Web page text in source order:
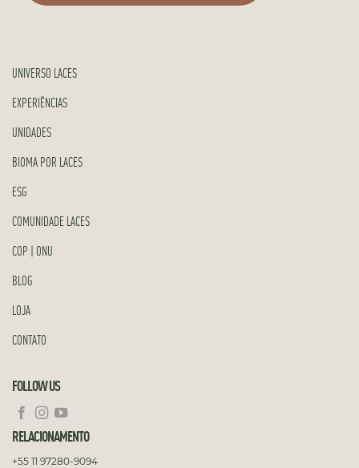
UNIVERSO LACES
EXPERIÊNCIAS
UNIDADES
BIOMA POR LACES
ESG
COMUNIDADE LACES
COP | ONU
BLOG
LOJA
CONTATO
FOLLOW US
RELACIONAMENTO
+55 11 97280-9094